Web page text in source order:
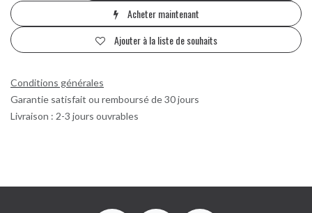
Acheter maintenant
Ajouter à la liste de souhaits
Conditions générales
Garantie satisfait ou remboursé de 30 jours
Livraison : 2-3 jours ouvrables